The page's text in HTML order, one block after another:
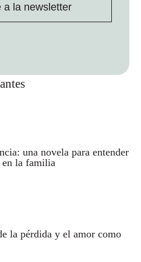
una novela para entender
en la familia
la pérdida y el amor como
a la newsletter